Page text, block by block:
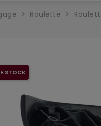
Roulette
STOCK